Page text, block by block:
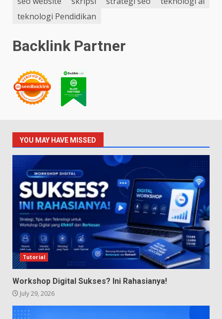
teknologi Pendidikan
Backlink Partner
YOU MAY HAVE MISSED
Tutorial
Workshop Digital Sukses? Ini Rahasianya!
July 29, 2026